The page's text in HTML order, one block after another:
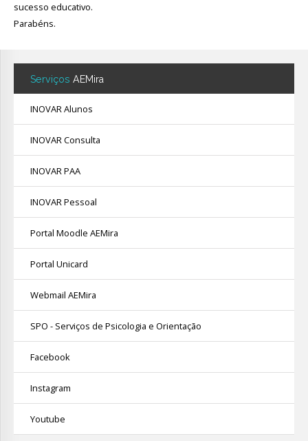
sucesso educativo.
Parabéns.
Serviços AEMira
INOVAR Alunos
INOVAR Consulta
INOVAR PAA
INOVAR Pessoal
Portal Moodle AEMira
Portal Unicard
Webmail AEMira
SPO - Serviços de Psicologia e Orientação
Facebook
Instagram
Youtube